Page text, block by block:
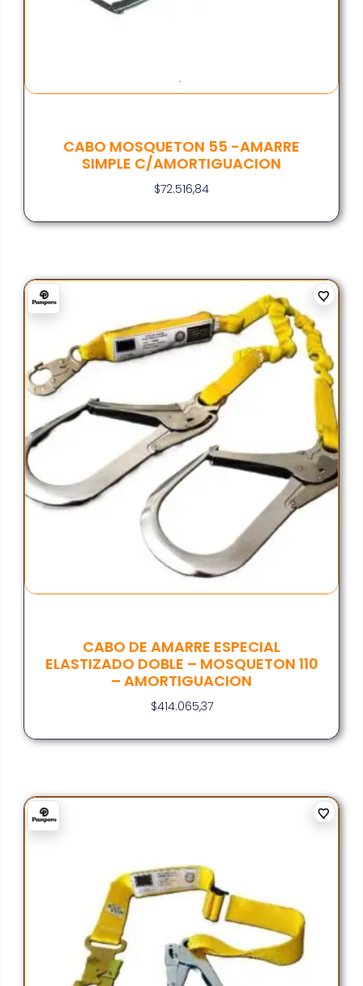
CABO MOSQUETON 55 -AMARRE
SIMPLE C/AMORTIGUACION
$72.516,84
CABO DE AMARRE ESPECIAL
ELASTIZADO DOBLE – MOSQUETON 110
– AMORTIGUACION
$414.065,37